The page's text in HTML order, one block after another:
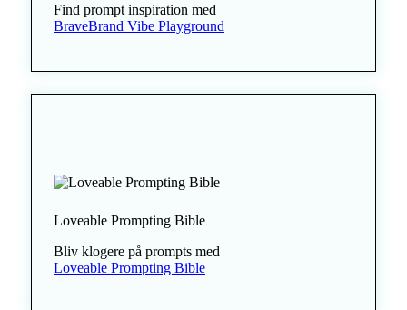
Find prompt inspiration med
BraveBrand Vibe Playground
Loveable Prompting Bible
Bliv klogere på prompts med
Loveable Prompting Bible